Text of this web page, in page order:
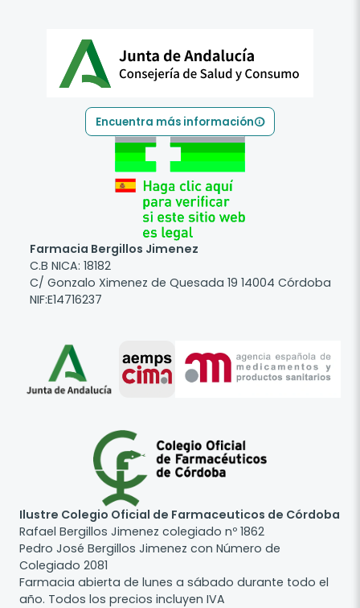
Encuentra más información
Farmacia Bergillos Jimenez
C.B NICA: 18182
C/ Gonzalo Ximenez de Quesada 19 14004 Córdoba
NIF:E14716237
Ilustre Colegio Oficial de Farmaceuticos de Córdoba
Rafael Bergillos Jimenez colegiado nº 1862
Pedro José Bergillos Jimenez con Número de
Colegiado 2081
Farmacia abierta de lunes a sábado durante todo el
año. Todos los precios incluyen IVA